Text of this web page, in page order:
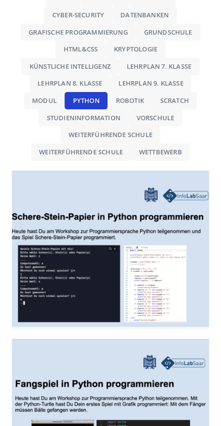
CYBER-SECURITY DATENBANKEN
GRAFISCHE PROGRAMMIERUNG GRUNDSCHULE
HTML&CSS KRYPTOLOGIE
KÜNSTLICHE INTELLIGENZ LEHRPLAN 7. KLASSE
LEHRPLAN 8. KLASSE LEHRPLAN 9. KLASSE
MODUL PYTHON ROBOTIK SCRATCH
STUDIENINFORMATION VORSCHULE
WEITERFÜHRENDE SCHULE
WEITERFÜHRENDE SCHULE WETTBEWERB